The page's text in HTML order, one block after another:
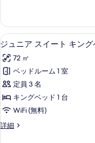
ク
セ
ス
の
す
べ
て
の
写
ア
ク
セ
ス
の
詳
細
の
す
べ
て
の
写
真
を
表
ー
ド
ル
ム
の
細
ジ
ュ
ニ
ア
ス
イ
ー
ト
6
ジュニア スイート キン
72 ㎡
ベッドルーム 1 室
定員 3 名
キングベッド 1 台
WiFi (無料)
詳細
ジ